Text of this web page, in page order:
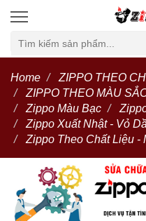
Home
ZIPPO THEO
ZIPPO THEO MÀU
Zippo Màu Bạc
Zippo Xuất Nhật - Vỏ
Zippo Theo Chất Liệu -